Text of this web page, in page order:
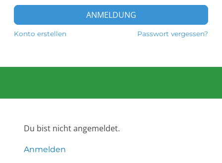
ANMELDUNG
Konto erstellen Passwort vergessen?
Du bist nicht angemeldet.
Anmelden